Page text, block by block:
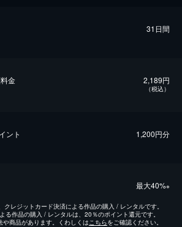
31日間
金 2,189円
（税込）
ント 1,200円分
最⼤40%※
レジットカード決済による作品の購入 / レンタルです。
る作品の購入 / レンタルは、20％のポイント還元です。
商品があります。くわしくはこちらをご確認ください。